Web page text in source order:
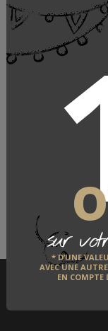
sur
* D’UNE
AVEC UNE
EN COMPTE
Sous
LE
QUI EST-IL ?
DÉCOUVRIR